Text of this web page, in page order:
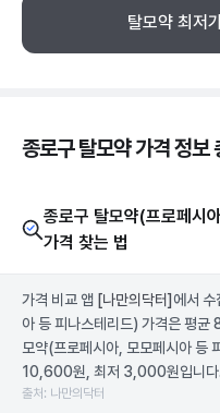
탈모약 최저
종로구 탈모약 가격 정보
종로구 탈모약(프로페시
가격 찾는 법
가격 비교 앱 [나만의닥터] 에서 수
아 등 피나스테리드) 가격은 평
모약(프로페시아, 모모페시아 등
10,600원, 최저 3,000원입니다.
출처: 나만의닥터